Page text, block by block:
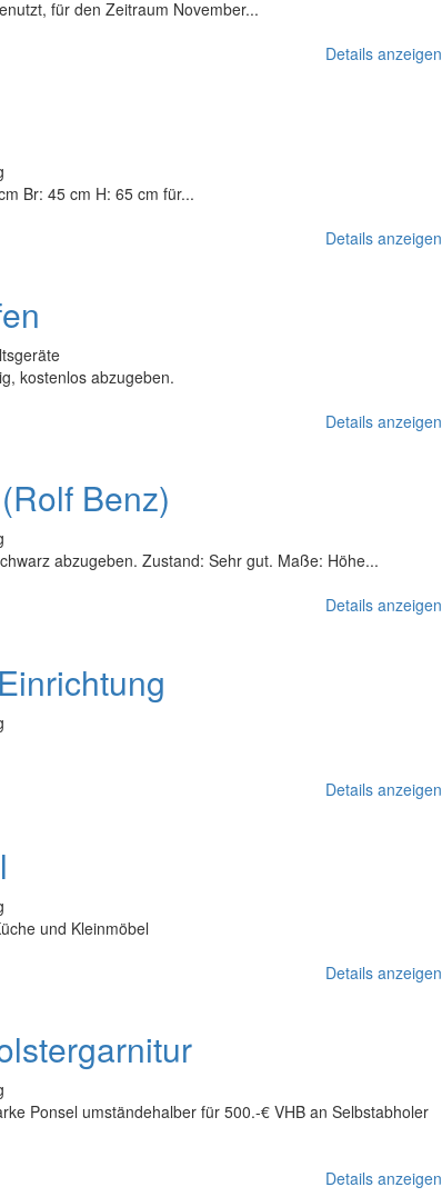
für den Zeitraum November...
Details anzeigen
Br: 45 cm H: 65 cm für...
Details anzeigen
kostenlos abzugeben.
Details anzeigen
Benz)
abzugeben. Zustand: Sehr gut. Maße: Höhe...
Details anzeigen
Details anzeigen
und Kleinmöbel
Details anzeigen
Ponsel umständehalber für 500.-€ VHB an Selbstabholer
Details anzeigen